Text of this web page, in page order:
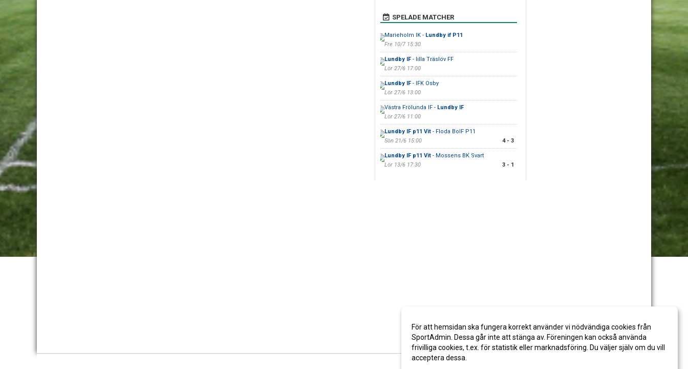
SPELADE MATCHER
Marieholm IK - Lundby if P11
Fre 10/7 15:30
Lundby IF- lilla Träslöv FF
Lör 27/6 17:00
Lundby IF- IFK Osby
Lör 27/6 13:00
Västra Frölunda IF - Lundby IF
Lör 27/6 11:00
Lundby IF p11 Vit- Floda BoIF P11
Sön 21/6 15:00
4 - 3
Lundby IF p11 Vit- Mossens BK Svart
Lör 13/6 17:30
3 - 1
För att hemsidan ska fungera korrekt använder vi nödvändiga cookies från
SportAdmin. Dessa går inte att stänga av. Föreningen kan också använda
frivilliga cookies, t.ex. för statistik eller marknadsföring. Du väljer själv om du vill
acceptera dessa.